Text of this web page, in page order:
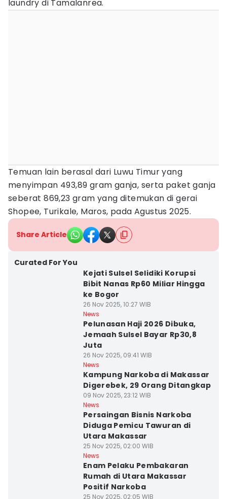
laundry di Tamalanrea.
Temuan lain berasal dari Luwu Timur yang
menyimpan 493,89 gram ganja, serta paket ganja
seberat 869,23 gram yang ditemukan di gerai
Shopee, Turikale, Maros, pada Agustus 2025.
Share Article
Curated For You
Kejati Sulsel Selidiki Korupsi
Bibit Nanas Rp60 Miliar Hingga
ke Bogor
26 Nov 2025, 10:27 WIB
News
Pelunasan Haji 2026 Dibuka,
Jemaah Sulsel Bayar Rp30,8
Juta
26 Nov 2025, 09:41 WIB
News
Kampung Narkoba di Makassar
Digerebek, 29 Orang Ditangkap
09 Nov 2025, 23:12 WIB
News
Persaingan Bisnis Narkoba
Diduga Pemicu Tawuran di
Utara Makassar
25 Nov 2025, 02:00 WIB
News
Enam Pelaku Pembakaran
Rumah di Utara Makassar
Positif Narkoba
25 Nov 2025, 02:05 WIB